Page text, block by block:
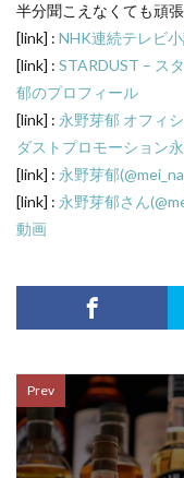
半分聞こえなくても頑張
[link] : NHK連続テレビ
[link] : STARDUST – ス
郁のプロフィール
[link] : 永野芽郁 オフィ
ダストプロモーション
[link] : 永野芽郁
[link] : 永野芽郁さん
動画
Prev